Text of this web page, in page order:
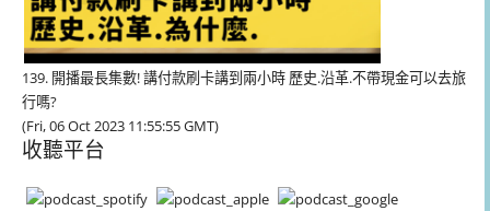
139. 開播最長集數! 講付款刷卡講到兩小時 歷史.沿革.不帶現金可以去旅
行嗎?
(Fri, 06 Oct 2023 11:55:55 GMT)
收聽平台